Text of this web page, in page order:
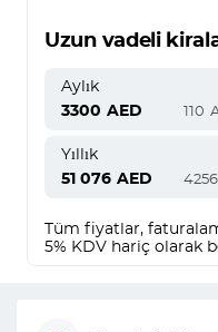
Uzun vadeli
Aylık
3300 AED 110
Yıllık
51 076 AED 4256
Tüm fiyatlar,
5% KDV hariç olarak